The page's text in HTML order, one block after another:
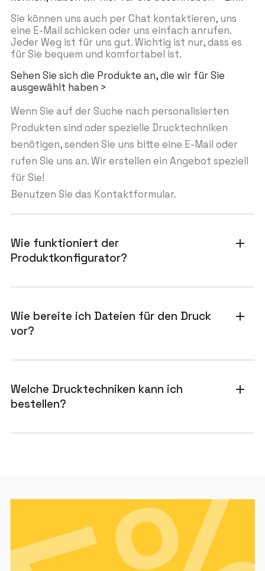
Sie können uns auch per Chat kontaktieren, uns
eine E-Mail schicken oder uns einfach anrufen.
Jeder Weg ist für uns gut. Wichtig ist nur, dass es
für Sie bequem und komfortabel ist.
Sehen Sie sich die Produkte an, die wir für Sie
ausgewählt haben >
Wenn Sie auf der Suche nach personalisierten
Produkten sind oder spezielle Drucktechniken
benötigen, senden Sie uns bitte eine E-Mail oder
rufen Sie uns an. Wir erstellen ein Angebot speziell
für Sie!
Benutzen Sie das Kontaktformular.
Wie funktioniert der
Produktkonfigurator?
add
Wie bereite ich Dateien für den Druck
vor?
add
Welche Drucktechniken kann ich
bestellen?
add